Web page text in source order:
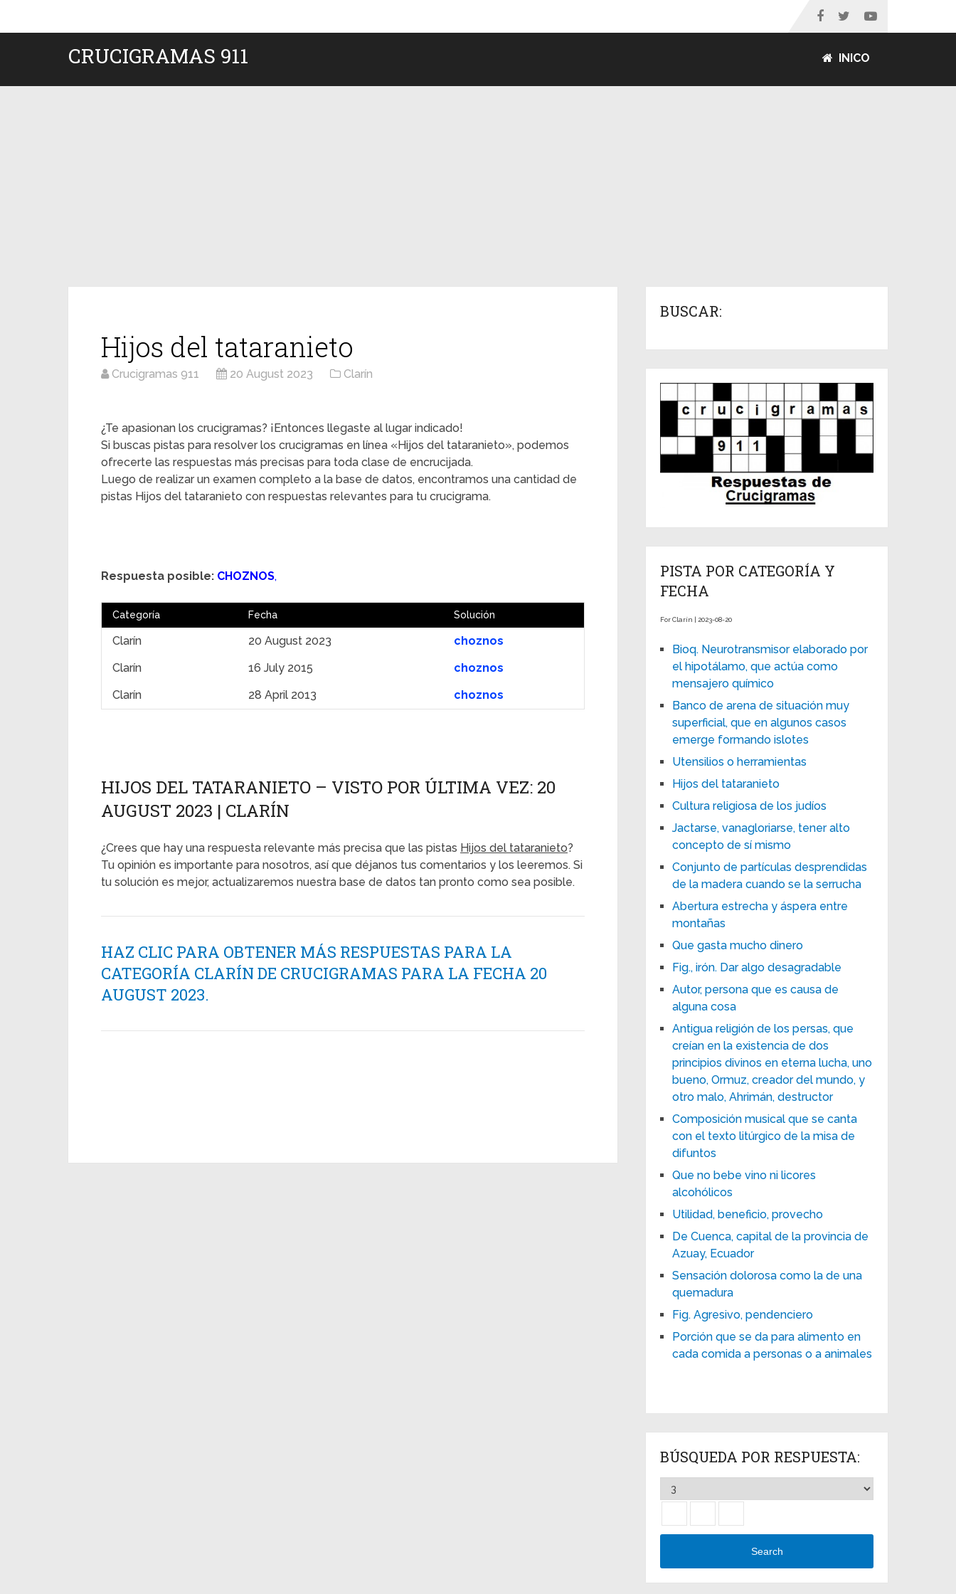
CRUCIGRAMAS 911 INICO
Hijos del tataranieto
Crucigramas 911 20 August 2023 Clarín
¿Te apasionan los crucigramas? ¡Entonces llegaste al lugar indicado!
Si buscas pistas para resolver los crucigramas en línea «Hijos del tataranieto», podemos
ofrecerte las respuestas más precisas para toda clase de encrucijada.
Luego de realizar un examen completo a la base de datos, encontramos una cantidad de
pistas Hijos del tataranieto con respuestas relevantes para tu crucigrama.
Respuesta posible: CHOZNOS,
Categoría Fecha Solución
Clarín 20 August 2023
choznos
Clarín
16 July 2015
choznos
Clarín
28 April 2013 choznos
HIJOS DEL TATARANIETO – VISTO POR ÚLTIMA VEZ: 20
AUGUST 2023 | CLARÍN
¿Crees que hay una respuesta relevante más precisa que las pistas Hijos del tataranieto?
Tu opinión es importante para nosotros, así que déjanos tus comentarios y los leeremos. Si
tu solución es mejor, actualizaremos nuestra base de datos tan pronto como sea posible.
HAZ CLIC PARA OBTENER MÁS RESPUESTAS PARA LA
CATEGORÍA CLARÍN DE CRUCIGRAMAS PARA LA FECHA 20
AUGUST 2023.
BUSCAR:
PISTA POR CATEGORÍA Y
FECHA
For Clarín | 2023-08-20
Bioq. Neurotransmisor elaborado por
el hipotálamo, que actúa como
mensajero químico
Banco de arena de situación muy
superficial, que en algunos casos
emerge formando islotes
Utensilios o herramientas
Hijos del tataranieto
Cultura religiosa de los judíos
Jactarse, vanagloriarse, tener alto
concepto de sí mismo
Conjunto de partículas desprendidas
de la madera cuando se la serrucha
Abertura estrecha y áspera entre
montañas
Que gasta mucho dinero
Fig., irón. Dar algo desagradable
Autor, persona que es causa de
alguna cosa
Antigua religión de los persas, que
creían en la existencia de dos
principios divinos en eterna lucha, uno
bueno, Ormuz, creador del mundo, y
otro malo, Ahrimán, destructor
Composición musical que se canta
con el texto litúrgico de la misa de
difuntos
Que no bebe vino ni licores
alcohólicos
Utilidad, beneficio, provecho
De Cuenca, capital de la provincia de
Azuay, Ecuador
Sensación dolorosa como la de una
quemadura
Fig. Agresivo, pendenciero
Porción que se da para alimento en
cada comida a personas o a animales
BÚSQUEDA POR RESPUESTA:
Search